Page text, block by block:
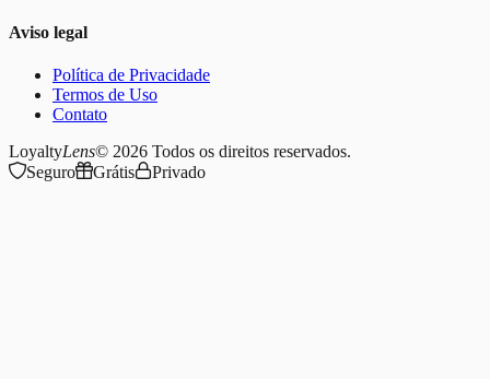
Aviso legal
Política de Privacidade
Termos de Uso
Contato
LoyaltyLens© 2026 Todos os direitos reservados.
Seguro
Grátis Privado